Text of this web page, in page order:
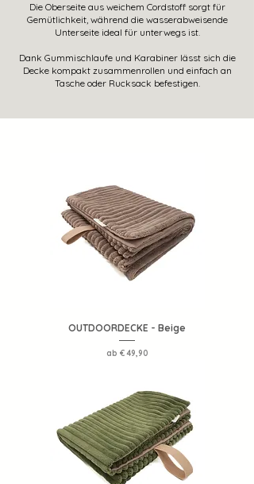
Die Oberseite aus weichem Cordstoff sorgt für
Gemütlichkeit, während die wasserabweisende
Unterseite ideal für unterwegs ist.
Dank Gummischlaufe und Karabiner lässt sich die
Decke kompakt zusammenrollen und einfach an
Tasche oder Rucksack befestigen.
OUTDOORDECKE - Beige
ab € 49,90
Sale-Preis